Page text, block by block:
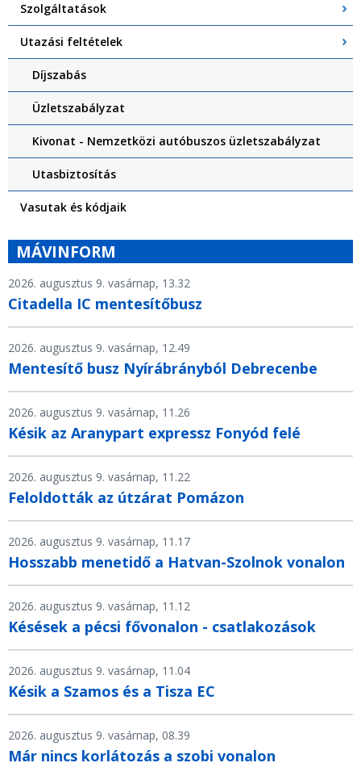
Szolgáltatások
Utazási feltételek
Díjszabás
Üzletszabályzat
Kivonat - Nemzetközi autóbuszos üzletszabályzat
Utasbiztosítás
Vasutak és kódjaik
MÁVINFORM
2026. augusztus 9. vasárnap, 13.32
Citadella IC mentesítőbusz
2026. augusztus 9. vasárnap, 12.49
Mentesítő busz Nyírábrányból Debrecenbe
2026. augusztus 9. vasárnap, 11.26
Késik az Aranypart expressz Fonyód felé
2026. augusztus 9. vasárnap, 11.22
Feloldották az útzárat Pomázon
2026. augusztus 9. vasárnap, 11.17
Hosszabb menetidő a Hatvan-Szolnok vonalon
2026. augusztus 9. vasárnap, 11.12
Késések a pécsi fővonalon - csatlakozások
2026. augusztus 9. vasárnap, 11.04
Késik a Szamos és a Tisza EC
2026. augusztus 9. vasárnap, 08.39
Már nincs korlátozás a szobi vonalon